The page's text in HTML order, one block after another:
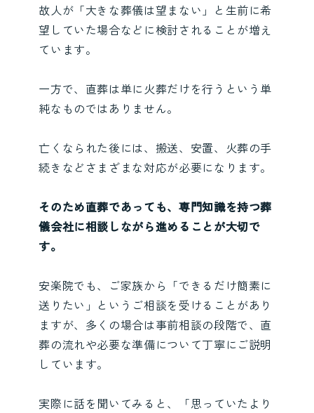
故人が「大きな葬儀は望まない」と生前に希
望していた場合などに検討されることが増え
ています。
一方で、直葬は単に火葬だけを行うという単
純なものではありません。
亡くなられた後には、搬送、安置、火葬の手
続きなどさまざまな対応が必要になります。
そのため直葬であっても、専門知識を持つ葬
儀会社に相談しながら進めることが大切で
す。
安楽院でも、ご家族から「できるだけ簡素に
送りたい」というご相談を受けることがあり
ますが、多くの場合は事前相談の段階で、直
葬の流れや必要な準備について丁寧にご説明
しています。
実際に話を聞いてみると、「思っていたより